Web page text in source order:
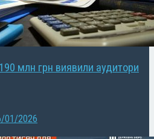
млн грн виявили аудитори
01/2026